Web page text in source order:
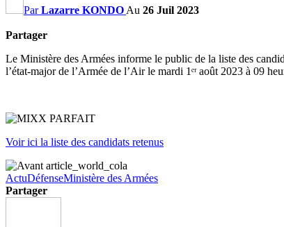
ParLazarre KONDO Au 26 Juil 2023
Partager
Le Ministère des Armées informe le public de la liste des
l’état-major de l’Armée de l’Air le mardi 1ᵉʳ août 2023 à 09
Voir ici la liste des candidats retenus
ActuDéfenseMinistère des Armées
Partager